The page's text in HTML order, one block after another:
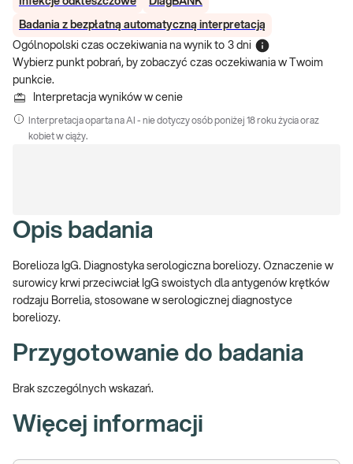
Badania z bezpłatną automatyczną interpretacją
Ogólnopolski czas oczekiwania na wynik to 3 dni
Wybierz punkt pobrań, by zobaczyć czas oczekiwania w Twoim
punkcie.
Interpretacja wyników w cenie
Interpretacja oparta na AI - nie dotyczy osób poniżej 18 roku życia oraz
kobiet w ciąży.
Opis badania
Borelioza IgG. Diagnostyka serologiczna boreliozy. Oznaczenie w
surowicy krwi przeciwciał IgG swoistych dla antygenów krętków
rodzaju Borrelia, stosowane w serologicznej diagnostyce
boreliozy.
Przygotowanie do badania
Brak szczególnych wskazań.
Więcej informacji